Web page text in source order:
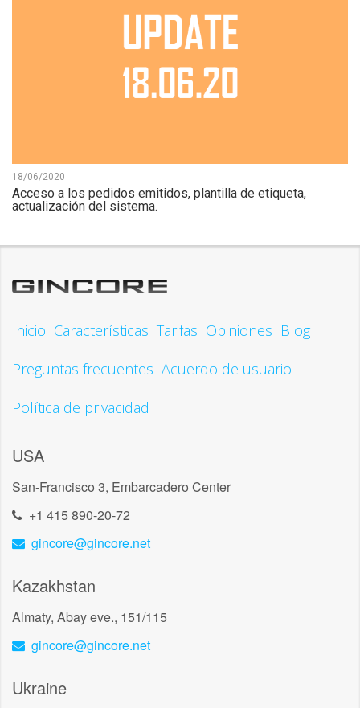
18/06/2020
Acceso a los pedidos emitidos, plantilla de etiqueta,
actualización del sistema.
Inicio Características Tarifas Opiniones Blog
Preguntas frecuentes Acuerdo de usuario
Política de privacidad
USA
San-Francisco 3, Embarcadero Center
+1 415 890-20-72
gincore@gincore.net
Kazakhstan
Almaty, Abay eve., 151/115
gincore@gincore.net
Ukraine